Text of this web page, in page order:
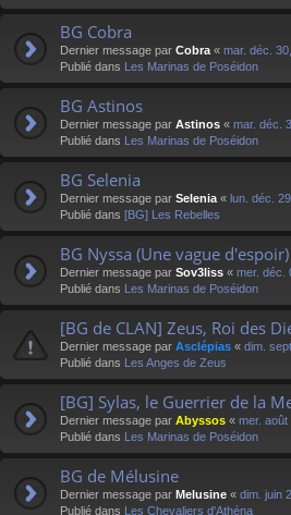
BG Cobra
Dernier message par Cobra « mar. déc.
Publié dans Les Marinas de Poséidon
BG Astinos
Dernier message par Astinos « mar. déc.
Publié dans Les Marinas de Poséidon
BG Selenia
Dernier message par Selenia « lun. déc.
Publié dans [BG] Les Rebelles
BG Nyssa (Une vague d'espoir)
Dernier message par Sov3liss « mer. déc.
Publié dans Les Marinas de Poséidon
[BG de CLAN] Zeus, Roi des
Dernier message par Asclépias « dim.
Publié dans Les Anges de Zeus
[BG] Sylas, le Guerrier de la
Dernier message par Abyssos « mer. août
Publié dans Les Marinas de Poséidon
BG de Mélusine
Dernier message par Melusine « dim. juin
Publié dans Les Chevaliers d'Athéna